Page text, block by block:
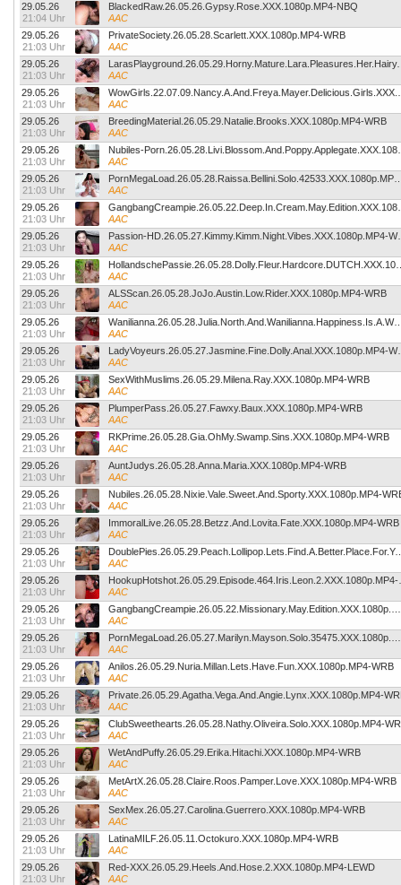
29.05.26
21:04 Uhr
BlackedRaw.26.05.26.Gypsy.Rose.XXX.1080p.MP4-NBQ
AAC
29.05.26
21:03 Uhr
PrivateSociety.26.05.28.Scarlett.XXX.1080p.MP4-WRB
AAC
29.05.26
21:03 Uhr
AAC
29.05.26
21:03 Uhr
AAC
29.05.26
21:03 Uhr
BreedingMaterial.26.05.29.Natalie.Brooks.XXX.1080p.MP4-WRB
AAC
29.05.26
21:03 Uhr
AAC
29.05.26
21:03 Uhr
AAC
29.05.26
21:03 Uhr
AAC
29.05.26
21:03 Uhr
Passion-
AAC
29.05.26
21:03 Uhr
AAC
29.05.26
21:03 Uhr
ALSScan.26.05.28.JoJo.Austin.Low.Rider.XXX.1080p.MP4-WRB
AAC
29.05.26
21:03 Uhr
AAC
29.05.26
21:03 Uhr
AAC
29.05.26
21:03 Uhr
SexWithMuslims.26.05.29.Milena.Ray.XXX.1080p.MP4-WRB
AAC
29.05.26
21:03 Uhr
PlumperPass.26.05.27.Fawxy.Baux.XXX.1080p.MP4-WRB
AAC
29.05.26
21:03 Uhr
RKPrime.26.05.28.Gia.OhMy.Swamp.Sins.XXX.1080p.MP4-WRB
AAC
29.05.26
21:03 Uhr
AuntJudys.26.05.28.Anna.Maria.XXX.1080p.MP4-WRB
AAC
29.05.26
21:03 Uhr
Nubiles.26.05.28.Nixie.Vale.Sweet.And.Sporty.XXX.1080p.MP4-
AAC
29.05.26
21:03 Uhr
ImmoralLive.26.05.28.Betzz.And.Lovita.Fate.XXX.1080p.MP4-WRB
AAC
29.05.26
21:03 Uhr
AAC
29.05.26
21:03 Uhr
AAC
29.05.26
21:03 Uhr
AAC
29.05.26
21:03 Uhr
AAC
29.05.26
21:03 Uhr
Anilos.26.05.29.Nuria.Millan.Lets.Have.Fun.XXX.1080p.MP4-WRB
AAC
29.05.26
21:03 Uhr
Private.26.05.29.Agatha.Vega.And.Angie.Lynx.XXX.1080p.MP4-
AAC
29.05.26
21:03 Uhr
ClubSweethearts.26.05.28.Nathy.Oliveira.Solo.XXX.1080p.MP4-
AAC
29.05.26
21:03 Uhr
WetAndPuffy.26.05.29.Erika.Hitachi.XXX.1080p.MP4-WRB
AAC
29.05.26
21:03 Uhr
MetArtX.26.05.28.Claire.Roos.Pamper.Love.XXX.1080p.MP4-WRB
AAC
29.05.26
21:03 Uhr
SexMex.26.05.27.Carolina.Guerrero.XXX.1080p.MP4-WRB
AAC
29.05.26
21:03 Uhr
LatinaMILF.26.05.11.Octokuro.XXX.1080p.MP4-WRB
AAC
29.05.26
21:03 Uhr
Red-XXX.26.05.29.Heels.And.Hose.2.XXX.1080p.MP4-LEWD
AAC